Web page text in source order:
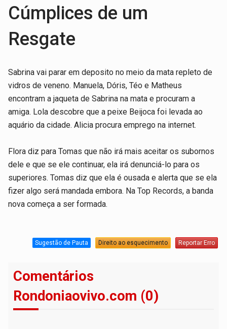
Cúmplices de um
Resgate
Sabrina vai parar em deposito no meio da mata repleto de
vidros de veneno. Manuela, Dóris, Téo e Matheus
encontram a jaqueta de Sabrina na mata e procuram a
amiga. Lola descobre que a peixe Beijoca foi levada ao
aquário da cidade. Alicia procura emprego na internet.
Flora diz para Tomas que não irá mais aceitar os subornos
dele e que se ele continuar, ela irá denunciá-lo para os
superiores. Tomas diz que ela é ousada e alerta que se ela
fizer algo será mandada embora. Na Top Records, a banda
nova começa a ser formada.
Sugestão de Pauta Direito ao esquecimento Reportar Erro
Comentários
Rondoniaovivo.com (0)